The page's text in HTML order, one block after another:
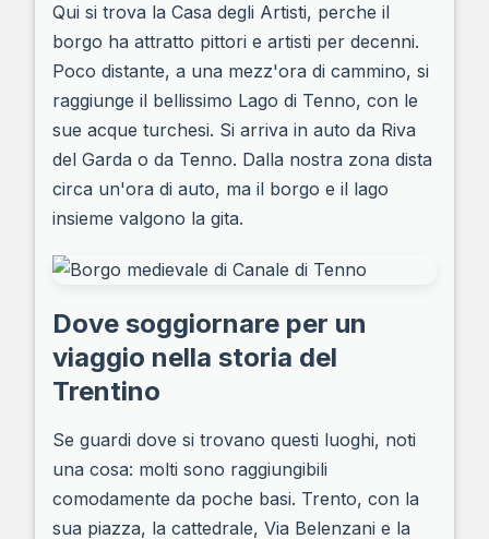
Qui si trova la Casa degli Artisti, perche il
borgo ha attratto pittori e artisti per decenni.
Poco distante, a una mezz'ora di cammino, si
raggiunge il bellissimo Lago di Tenno, con le
sue acque turchesi. Si arriva in auto da Riva
del Garda o da Tenno. Dalla nostra zona dista
circa un'ora di auto, ma il borgo e il lago
insieme valgono la gita.
Dove soggiornare per un
viaggio nella storia del
Trentino
Se guardi dove si trovano questi luoghi, noti
una cosa: molti sono raggiungibili
comodamente da poche basi. Trento, con la
sua piazza, la cattedrale, Via Belenzani e la